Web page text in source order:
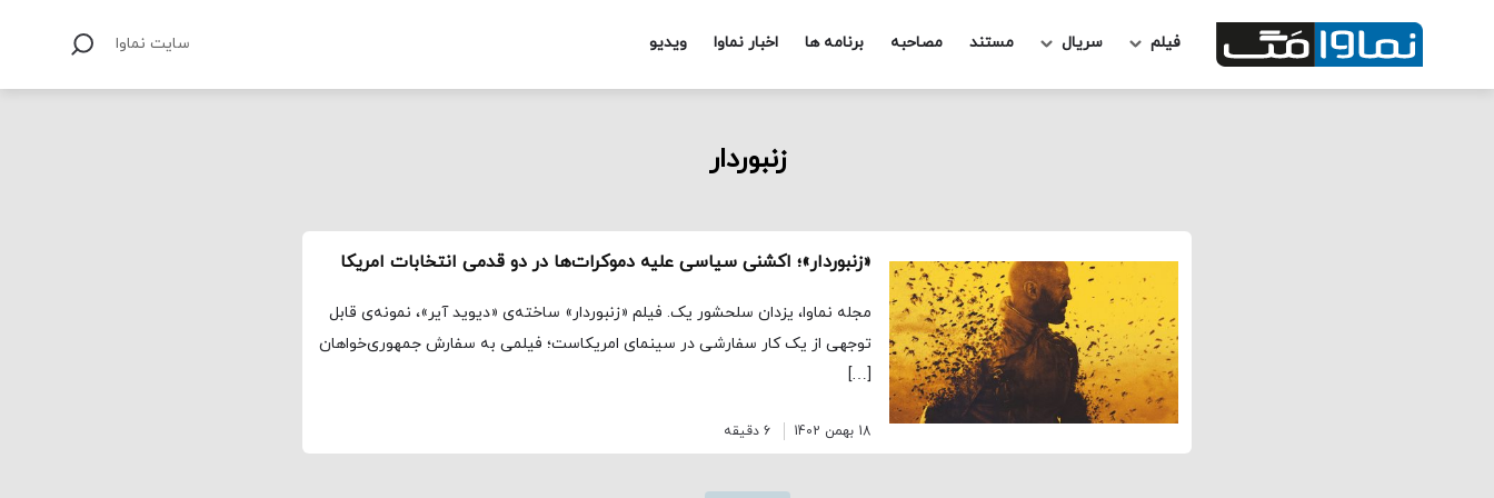
فیلم سریال مستند مصاحبه برنامه ها اخبار نماوا ویدیو سایت نماوا
زنبوردار
«زنبوردار»؛ اکشنی سیاسی علیه دموکرات‌ها در دو قدمی انتخابات امریکا
مجله نماوا، یزدان سلحشور یک. فیلم «زنبوردار» ساخته‌ی «دیوید آیر»، نمونه‌ی قابل
توجهی از یک کار سفارشی در سینمای امریکاست؛ فیلمی به سفارش جمهوری‌خواهان
[…]
18 بهمن 1402 6 دقیقه